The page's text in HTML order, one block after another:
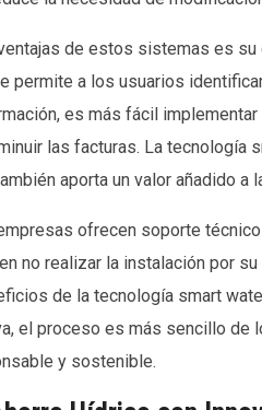
de estos sistemas es
permite a los usuarios
es más fácil
las facturas. La tecnología
aporta un valor añadido a
ofrecen soporte
no realizar la instalación por
de la tecnología smart
el proceso es más sencillo de
y sostenible.